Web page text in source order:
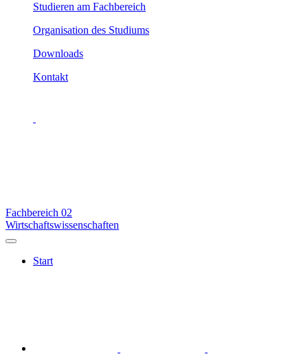
Studieren am Fachbereich
Organisation des Studiums
Downloads
Kontakt
Fachbereich 02
Wirtschaftswissenschaften
Start